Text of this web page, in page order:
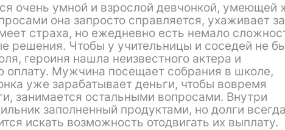
очень умной и взрослой девчонкой, умеющей
она запросто справляется, ухаживает за
страха, но ежедневно есть немало
решения. Чтобы у учительницы и соседей не
героиня нашла неизвестного актера и
оплату. Мужчина посещает собрания в школе,
уже зарабатывает деньги, чтобы вовремя
занимается остальными вопросами. Внутри
заполненный продуктами, но долги
искать возможность отодвигать их выплату.